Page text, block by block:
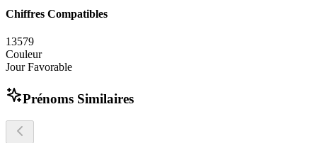
Chiffres Compatibles
13579
Couleur
Jour Favorable
Prénoms Similaires